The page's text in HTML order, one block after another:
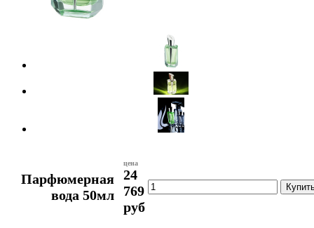
Парфюмерная
вода 50мл
цена
24
769
руб